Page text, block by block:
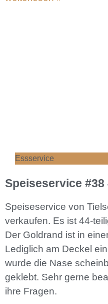
Essservice
Speiseservice #38
Speiseservice von
verkaufen. Es ist 44-
Der Goldrand ist in
Lediglich am Deckel
wurde die Nase
geklebt. Sehr gerne
ihre Fragen.